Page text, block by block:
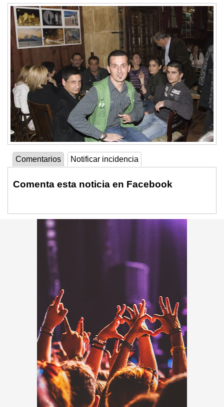
Comentarios Notificar incidencia
Comenta esta noticia en Facebook